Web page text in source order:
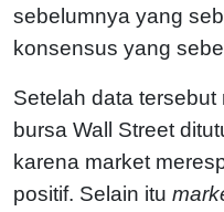
sebelumnya yang
konsensus yang
Setelah data
bursa Wall Street
karena market
positif. Selain itu